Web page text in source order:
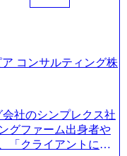
ア コンサルティング株
社のシンプレクス社
グファーム出身者や
「クライアントにと